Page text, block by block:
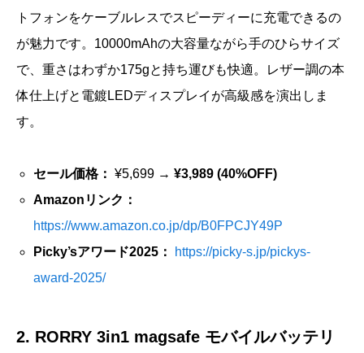
トフォンをケーブルレスでスピーディーに充電できるの
が魅力です。10000mAhの大容量ながら手のひらサイズ
で、重さはわずか175gと持ち運びも快適。レザー調の本
体仕上げと電鍍LEDディスプレイが高級感を演出しま
す。
セール価格： ¥5,699 → ¥3,989 (40%OFF)
Amazonリンク：
https://www.amazon.co.jp/dp/B0FPCJY49P
Picky’sアワード2025：
https://picky-s.jp/pickys-
award-2025/
2. RORRY 3in1 magsafe モバイルバッテリ